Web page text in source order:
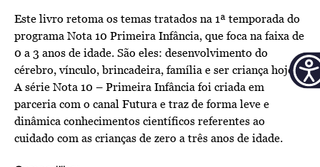
Este livro retoma os temas tratados na 1ª temporada do
programa Nota 10 Primeira Infância, que foca na faixa de
0 a 3 anos de idade. São eles: desenvolvimento do
cérebro, vínculo, brincadeira, família e ser criança hoje.
A série Nota 10 – Primeira Infância foi criada em
parceria com o canal Futura e traz de forma leve e
dinâmica conhecimentos científicos referentes ao
cuidado com as crianças de zero a três anos de idade.